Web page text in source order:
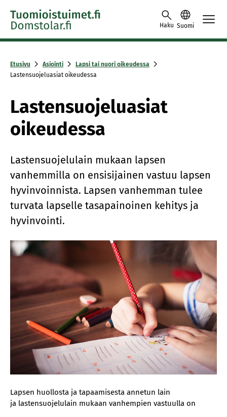
Siirry sisältöön
Haku Suomi
Etusivu Asiointi
Lapsi tai nuori oikeudessa
Lastensuojeluasiat oikeudessa
Lastensuojeluasiat
oikeudessa
Lastensuojelulain mukaan lapsen
vanhemmilla on ensisijainen vastuu lapsen
hyvinvoinnista. Lapsen vanhemman tulee
turvata lapselle tasapainoinen kehitys ja
hyvinvointi.
Lapsen huollosta ja tapaamisesta annetun lain
ja lastensuojelulain mukaan vanhempien vastuulla on